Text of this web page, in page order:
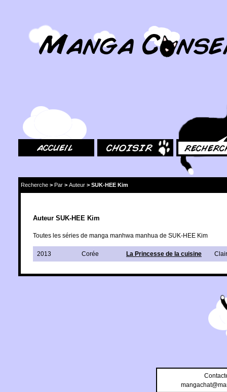
Recherche > Par > Auteur > SUK-HEE Kim
Auteur SUK-HEE Kim
Toutes les séries de manga manhwa manhua de SUK-HEE Kim
2013 Corée La Princesse de la cuisine